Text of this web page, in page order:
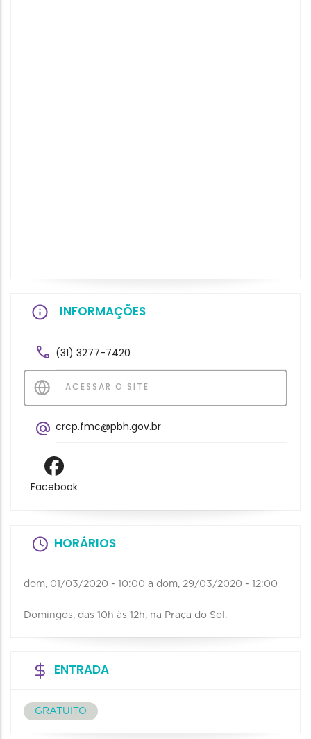
INFORMAÇÕES
(31) 3277-7420
ACESSAR O SITE
crcp.fmc@pbh.gov.br
Facebook
HORÁRIOS
dom, 01/03/2020 - 10:00 a dom, 29/03/2020 - 12:00
Domingos, das 10h às 12h, na Praça do Sol.
ENTRADA
GRATUITO